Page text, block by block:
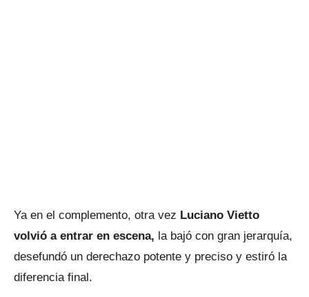
Ya en el complemento, otra vez Luciano Vietto
volvió a entrar en escena, la bajó con gran jerarquía,
desefundó un derechazo potente y preciso y estiró la
diferencia final.